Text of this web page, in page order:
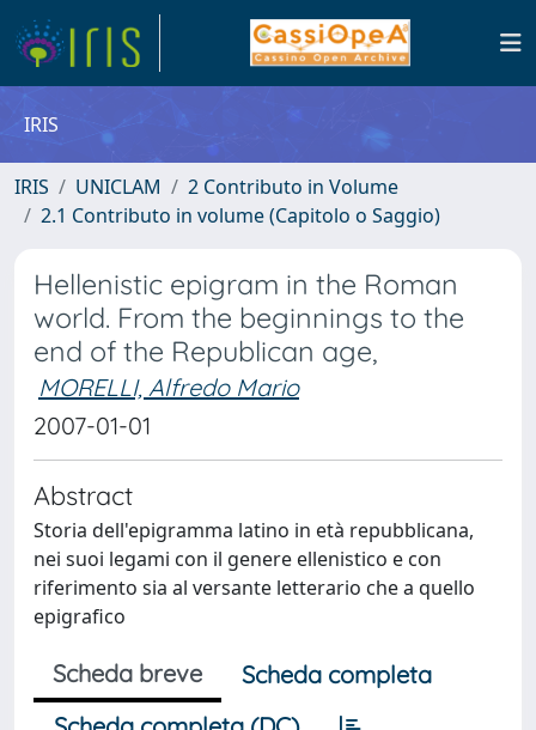
IRIS
IRIS UNICLAM
2 Contributo in Volume
2.1 Contributo in volume (Capitolo o Saggio)
Hellenistic epigram in the Roman
world. From the beginnings to the
end of the Republican age,
MORELLI, Alfredo Mario
2007-01-01
Abstract
Storia dell'epigramma latino in età repubblicana,
nei suoi legami con il genere ellenistico e con
riferimento sia al versante letterario che a quello
epigrafico
Scheda breve
Scheda completa